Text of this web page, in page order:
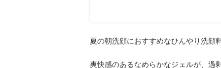
夏の朝洗顔におすすめなひんやり洗顔
爽快感のあるなめらかなジェルが、過